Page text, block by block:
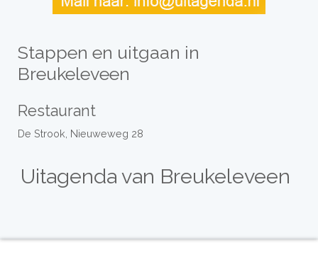
Stappen en uitgaan in
Breukeleveen
Restaurant
De Strook, Nieuweweg 28
Uitagenda van Breukeleveen